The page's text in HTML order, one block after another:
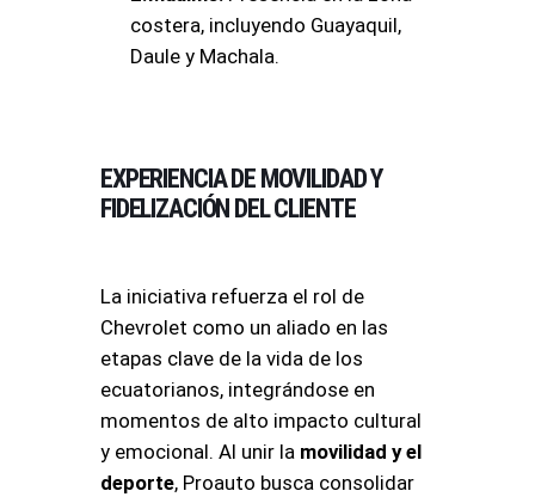
costera, incluyendo Guayaquil,
Daule y Machala.
EXPERIENCIA DE MOVILIDAD Y
FIDELIZACIÓN DEL CLIENTE
La iniciativa refuerza el rol de
Chevrolet como un aliado en las
etapas clave de la vida de los
ecuatorianos, integrándose en
momentos de alto impacto cultural
y emocional. Al unir la movilidad y el
deporte, Proauto busca consolidar